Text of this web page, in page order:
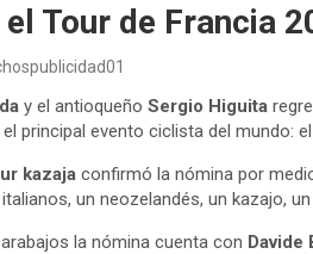
Tour de Francia
y el antioqueño Sergio Higuita
principal evento ciclista del mundo: el
kazaja confirmó la nómina por
un neozelandés, un kazajo,
la nómina cuenta con Davide